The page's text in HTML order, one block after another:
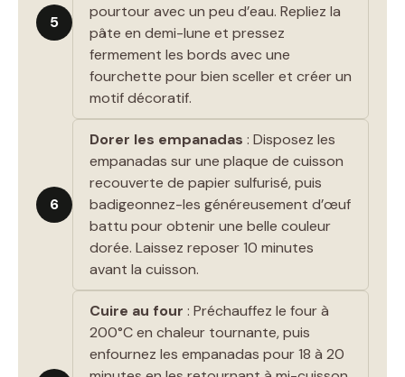
5
pourtour avec un peu d’eau. Repliez la
pâte en demi-lune et pressez
fermement les bords avec une
fourchette pour bien sceller et créer un
motif décoratif.
6
Dorer les empanadas : Disposez les
empanadas sur une plaque de cuisson
recouverte de papier sulfurisé, puis
badigeonnez-les généreusement d’œuf
battu pour obtenir une belle couleur
dorée. Laissez reposer 10 minutes
avant la cuisson.
Cuire au four : Préchauffez le four à
200°C en chaleur tournante, puis
enfournez les empanadas pour 18 à 20